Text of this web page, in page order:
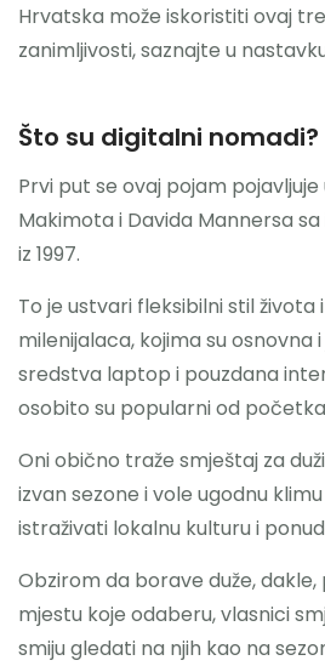
Hrvatska može iskoristiti ovaj
zanimljivosti, saznajte u
Što su digitalni nomadi?
Prvi put se ovaj pojam pojavljuje
Makimota i Davida Mannersa
iz 1997.
To je ustvari fleksibilni stil života
milenijalaca, kojima su osnovna
sredstva laptop i pouzdana
osobito su popularni od
Oni obično traže smještaj za
izvan sezone i vole ugodnu
istraživati lokalnu kulturu i
Obzirom da borave duže, dakle,
mjestu koje odaberu, vlasnici
smiju gledati na njih kao na